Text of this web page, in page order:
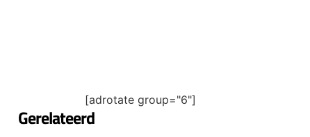
[adrotate group="6"]
Gerelateerd